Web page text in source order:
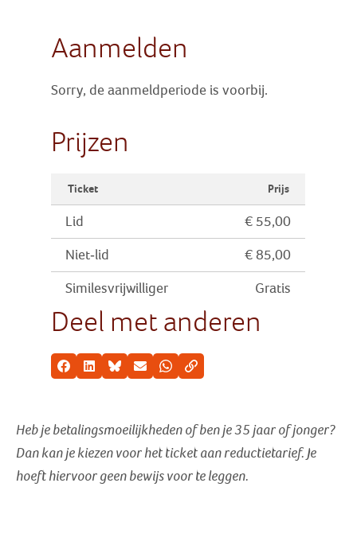
Aanmelden
Sorry, de aanmeldperiode is voorbij.
Prijzen
Ticket Prijs
Lid € 55,00
Niet-lid € 85,00
Similesvrijwilliger Gratis
Deel met anderen
Facebook
LinkedInBlueskyE-mailWhatsappKopieer link
Heb je betalingsmoeilijkheden of ben je 35 jaar of jonger?
Dan kan je kiezen voor het ticket aan reductietarief. Je
hoeft hiervoor geen bewijs voor te leggen.